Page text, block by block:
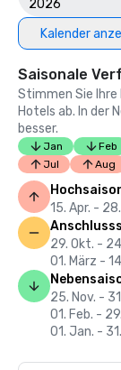
2026
Kalender
Saisonale
Stimmen Sie
Hotels ab. In der
besser.
Jan Feb
Jul
Aug
15. Apr. -
29. Okt. -
01. März -
25. Nov. -
01. Feb. -
01. Jan. -